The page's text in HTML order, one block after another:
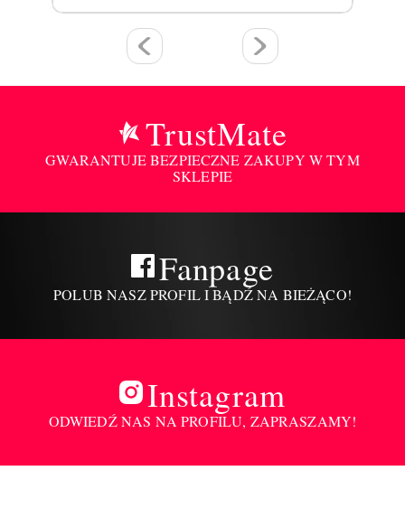
TrustMate
GWARANTUJE BEZPIECZNE ZAKUPY W TYM
SKLEPIE
Fanpage
POLUB NASZ PROFIL I BĄDŹ NA BIEŻĄCO!
Instagram
ODWIEDŹ NAS NA PROFILU, ZAPRASZAMY!